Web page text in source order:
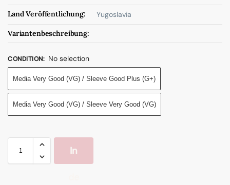
Land Veröffentlichung: Yugoslavia
Variantenbeschreibung:
CONDITION: No selection
Media Very Good (VG) / Sleeve Good Plus (G+)
Media Very Good (VG) / Sleeve Very Good (VG)
In